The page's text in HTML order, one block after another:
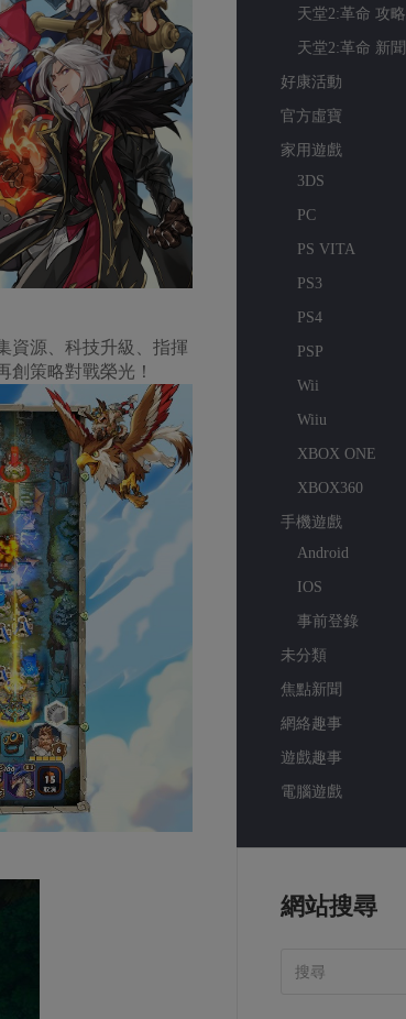
資源、科技升級、指揮
策略對戰榮光！
天堂2:革命 攻略
天堂2:革命 新聞
好康活動
官方虛寶
家用遊戲
3DS
PC
PS VITA
PS3
PS4
PSP
Wii
Wiiu
XBOX ONE
XBOX360
手機遊戲
Android
IOS
事前登錄
未分類
焦點新聞
網絡趣事
遊戲趣事
電腦遊戲
網站搜尋